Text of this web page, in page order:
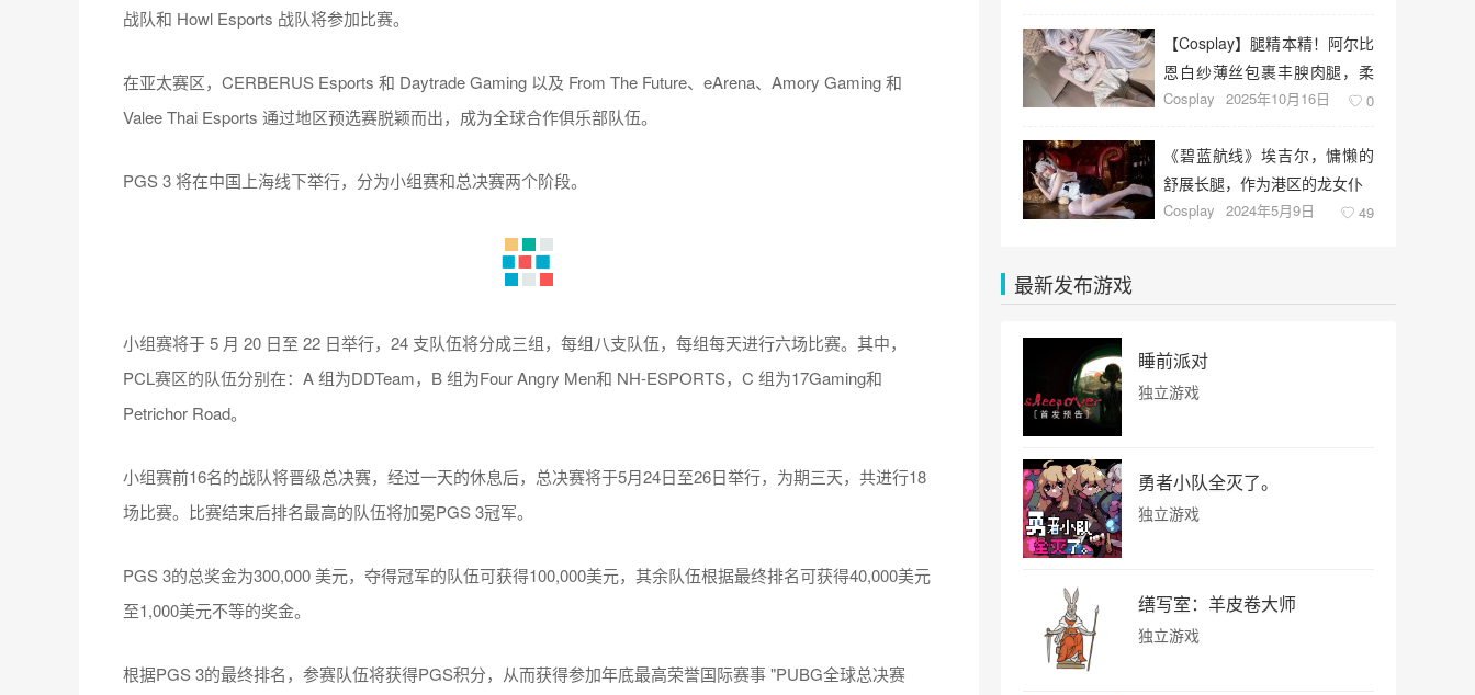
战队和 Howl Esports 战队将参加比赛。
在亚太赛区，CERBERUS Esports 和 Daytrade Gaming 以及 From The Future、eArena、Amory Gaming 和
Valee Thai Esports 通过地区预选赛脱颖而出，成为全球合作俱乐部队伍。
PGS 3 将在中国上海线下举行，分为小组赛和总决赛两个阶段。
小组赛将于 5 月 20 日至 22 日举行，24 支队伍将分成三组，每组八支队伍，每组每天进行六场比赛。其中，
PCL赛区的队伍分别在：A 组为DDTeam，B 组为Four Angry Men和 NH-ESPORTS，C 组为17Gaming和
Petrichor Road。
小组赛前16名的战队将晋级总决赛，经过一天的休息后，总决赛将于5月24日至26日举行，为期三天，共进行18
场比赛。比赛结束后排名最高的队伍将加冕PGS 3冠军。
PGS 3的总奖金为300,000 美元，夺得冠军的队伍可获得100,000美元，其余队伍根据最终排名可获得40,000美元
至1,000美元不等的奖金。
根据PGS 3的最终排名，参赛队伍将获得PGS积分，从而获得参加年底最高荣誉国际赛事 "PUBG全球总决赛
【Cosplay】腿精本精！阿尔比
恩白纱薄丝包裹丰腴肉腿，柔
软Q弹如奶油蛋糕！
Cosplay 2025年10月16日 0
《碧蓝航线》埃吉尔，慵懒的
舒展长腿，作为港区的龙女仆
Cosplay 2024年5月9日 49
最新发布游戏
睡前派对
独立游戏
勇者小队全灭了。
独立游戏
缮写室：羊皮卷大师
独立游戏